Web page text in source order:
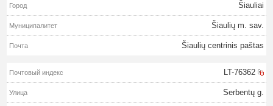
Šiauliai
Šiaulių m. sav.
Šiaulių centrinis paštas
LT-76362
Serbentų g.